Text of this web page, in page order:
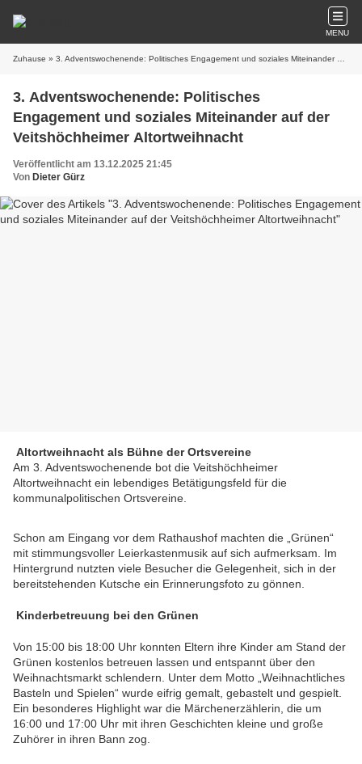
MENU
Zuhause » 3. Adventswochenende: Politisches Engagement und soziales Miteinander auf der Veitshöchheimer Altortweihnacht
3. Adventswochenende: Politisches
Engagement und soziales Miteinander auf der
Veitshöchheimer Altortweihnacht
Veröffentlicht am 13.12.2025 21:45
Von Dieter Gürz
Altortweihnacht als Bühne der Ortsvereine
Am 3. Adventswochenende bot die Veitshöchheimer
Altortweihnacht ein lebendiges Betätigungsfeld für die
kommunalpolitischen Ortsvereine.
Schon am Eingang vor dem Rathaushof machten die „Grünen“
mit stimmungsvoller Leierkastenmusik auf sich aufmerksam. Im
Hintergrund nutzten viele Besucher die Gelegenheit, sich in der
bereitstehenden Kutsche ein Erinnerungsfoto zu gönnen.
Kinderbetreuung bei den Grünen
Von 15:00 bis 18:00 Uhr konnten Eltern ihre Kinder am Stand der
Grünen kostenlos betreuen lassen und entspannt über den
Weihnachtsmarkt schlendern. Unter dem Motto „Weihnachtliches
Basteln und Spielen“ wurde eifrig gemalt, gebastelt und gespielt.
Ein besonderes Highlight war die Märchenerzählerin, die um
16:00 und 17:00 Uhr mit ihren Geschichten kleine und große
Zuhörer in ihren Bann zog.